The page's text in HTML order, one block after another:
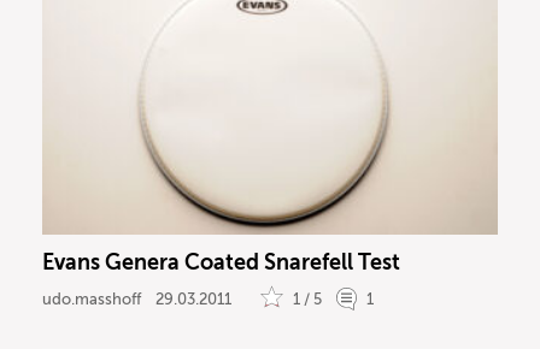
Evans Genera Coated Snarefell Test
udo.masshoff 29.03.2011 1 / 5 1